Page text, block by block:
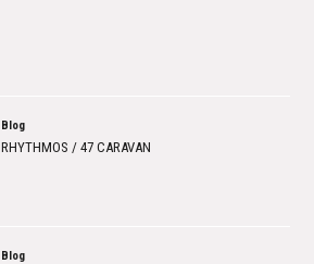
Blog
RHYTHMOS / 47 CARAVAN
Blog